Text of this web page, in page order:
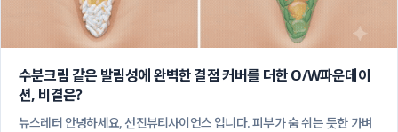
수분크림 같은 발림성에 완벽한 결점 커버를 더한 O/W파운데이
션, 비결은?
뉴스레터 안녕하세요, 선진뷰티사이언스 입니다. 피부가 숨 쉬는 듯한 가벼